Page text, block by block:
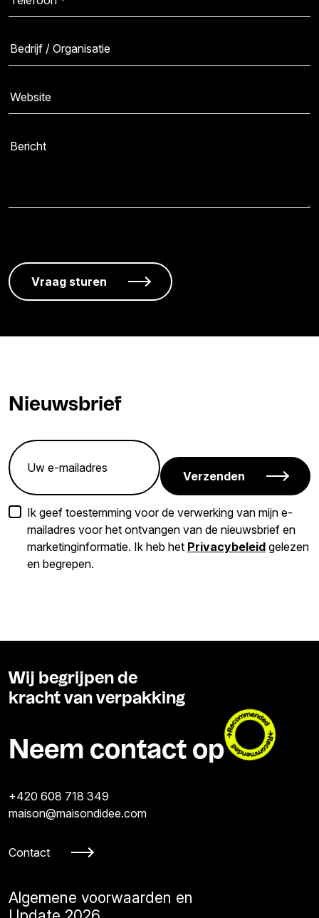
Nieuwsbrief
Verzenden
Ik geef toestemming voor de verwerking van mijn e-
mailadres voor het ontvangen van de nieuwsbrief en
marketinginformatie. Ik heb het Privacybeleid gelezen
en begrepen.
Wij begrijpen de
kracht van verpakking
Neem contact op
+420 608 718 349
maison@maisondidee.com
Contact
Algemene voorwaarden en